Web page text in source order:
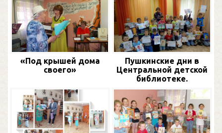
«Под крышей дома
своего»
Пушкинские дни в
Центральной детской
библиотеке.